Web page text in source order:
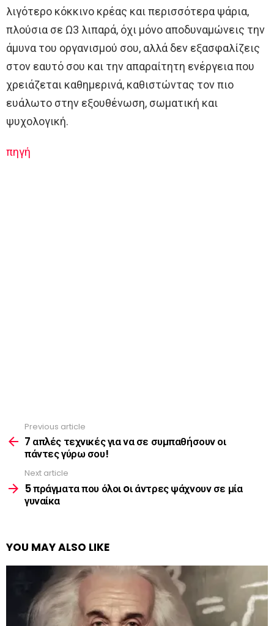
λιγότερο κόκκινο κρέας και περισσότερα ψάρια,
πλούσια σε Ω3 λιπαρά, όχι μόνο αποδυναμώνεις την
άμυνα του οργανισμού σου, αλλά δεν εξασφαλίζεις
στον εαυτό σου και την απαραίτητη ενέργεια που
χρειάζεται καθημερινά, καθιστώντας τον πιο
ευάλωτο στην εξουθένωση, σωματική και
ψυχολογική.
πηγή
more
Previous article
7 απλές τεχνικές για να σε συμπαθήσουν οι
πάντες γύρω σου!
Next article
5 πράγματα που όλοι oι άντρες ψάχνουν σε μία
γυναίκα
YOU MAY ALSO LIKE